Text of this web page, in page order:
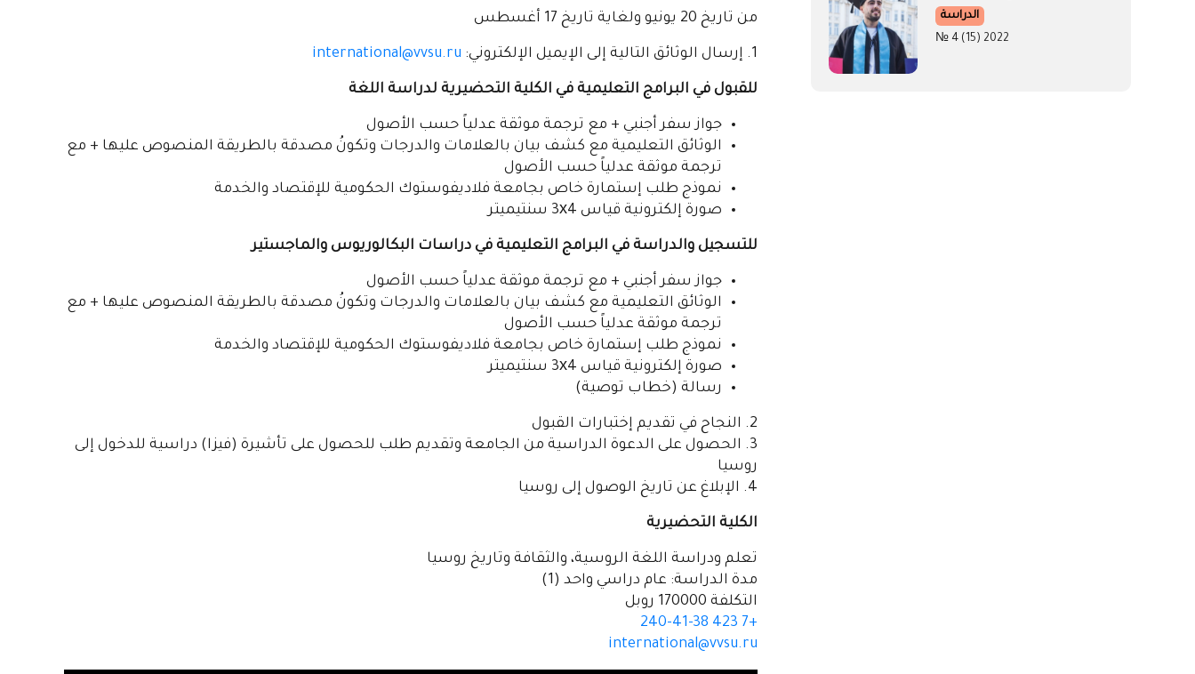
من تاريخ 20 يونيو ولغاية تاريخ 17 أغسطس
1. إرسال الوثائق التالية إلى الإيميل الإلكتروني: international@vvsu.ru
للقبول في البرامج التعليمية في الكلية التحضيرية لدراسة اللغة
جواز سفر أجنبي + مع ترجمة موثقة عدلياً حسب الأصول
الوثائق التعليمية مع كشف بيان بالعلامات والدرجات وتكونُ مصدقة بالطريقة المنصوص عليها + مع
ترجمة موثقة عدلياً حسب الأصول
نموذج طلب إستمارة خاص بجامعة فلاديفوستوك الحكومية للإقتصاد والخدمة
صورة إلكترونية قياس 3х4 سنتيميتر
للتسجيل والدراسة في البرامج التعليمية في دراسات البكالوريوس والماجستير
جواز سفر أجنبي + مع ترجمة موثقة عدلياً حسب الأصول
الوثائق التعليمية مع كشف بيان بالعلامات والدرجات وتكونُ مصدقة بالطريقة المنصوص عليها + مع
ترجمة موثقة عدلياً حسب الأصول
نموذج طلب إستمارة خاص بجامعة فلاديفوستوك الحكومية للإقتصاد والخدمة
صورة إلكترونية قياس 3х4 سنتيميتر
رسالة (خطاب توصية)
2. النجاح في تقديم إختبارات القبول
3. الحصول على الدعوة الدراسية من الجامعة وتقديم طلب للحصول على تأشيرة (فيزا) دراسية للدخول إلى
روسيا
4. الإبلاغ عن تاريخ الوصول إلى روسيا
الكلية التحضيرية
تعلم ودراسة اللغة الروسية، والثقافة وتاريخ روسيا
مدة الدراسة: عام دراسي واحد (1)
التكلفة 170000 روبل
+7 423 240-41-38
international@vvsu.ru
الدراسة
№ 4 (15) 2022